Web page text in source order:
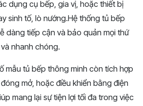
dụng cụ bếp, gia vị, hoặc thiết bị
sinh tố, lò nướng.Hệ thống tủ bếp
dàng tiếp cận và bảo quản mọi thứ
nhanh chóng.
mẫu tủ bếp thông minh còn tích hợp
mở, hoặc điều khiển bằng điện
mang lại sự tiện lợi tối đa trong việc